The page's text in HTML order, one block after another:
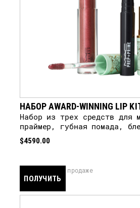
НАБОР AWARD-WINNING LIP
Набор из трех средств для макияжа губ,
праймер, губная помада,
$4590.00
ПОЛУЧИТЬ
скоро в продаже